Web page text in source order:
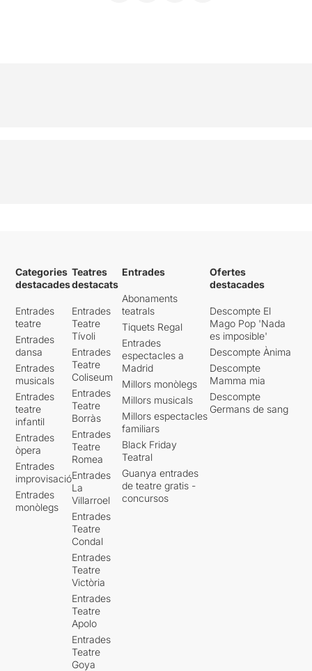
Categories
destacades
Entrades
teatre
Entrades
dansa
Entrades
musicals
Entrades
teatre
infantil
Entrades
òpera
Entrades
improvisació
Entrades
monòlegs
Teatres
destacats
Entrades
Teatre
Tívoli
Entrades
Teatre
Coliseum
Entrades
Teatre
Borràs
Entrades
Teatre
Romea
Entrades
La
Villarroel
Entrades
Teatre
Condal
Entrades
Teatre
Victòria
Entrades
Teatre
Apolo
Entrades
Teatre
Goya
Entrades
Abonaments
teatrals
Tiquets Regal
Entrades
espectacles a
Madrid
Millors monòlegs
Millors musicals
Millors espectacles
familiars
Black Friday
Teatral
Guanya entrades
de teatre gratis -
concursos
Ofertes
destacades
Descompte El
Mago Pop 'Nada
es imposible'
Descompte Ànima
Descompte
Mamma mia
Descompte
Germans de sang